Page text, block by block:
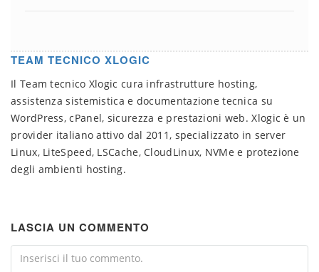
TEAM TECNICO XLOGIC
Il Team tecnico Xlogic cura infrastrutture hosting,
assistenza sistemistica e documentazione tecnica su
WordPress, cPanel, sicurezza e prestazioni web. Xlogic è un
provider italiano attivo dal 2011, specializzato in server
Linux, LiteSpeed, LSCache, CloudLinux, NVMe e protezione
degli ambienti hosting.
LASCIA UN COMMENTO
Comment